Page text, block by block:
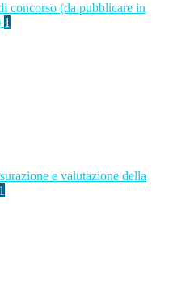
concorso (da pubblicare in
1
e valutazione della
1